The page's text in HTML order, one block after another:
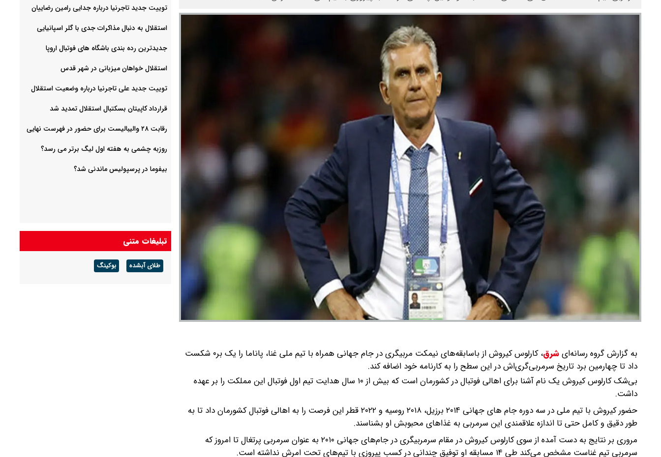
به گزارش گروه رسانه‌ایشرق،
کارلوس کیروش از باسابقه‌های نیمکت مربیگری در جام جهانی همراه با تیم ملی غنا، پاناما را یک بر۰ شکست
داد تا چهارمین برد تاریخ سرمربی‌گری‌اش در این سطح را به کارنامه خود اضافه کند.
بی‌شک کارلوس کیروش یک نام آشنا برای اهالی فوتبال در کشورمان است که بیش از ۱۰ سال هدایت تیم اول فوتبال این مملکت را بر عهده
داشت.
حضور کیروش با تیم ملی در سه دوره جام های جهانی ۲۰۱۴ برزیل، ۲۰۱۸ روسیه و ۲۰۲۲ قطر این فرصت را به اهالی فوتبال کشورمان داد تا به
طور دقیق و کامل حتی تا اندازه علاقمندی این سرمربی به غذاهای محبوبش او بشناسند.
مروری بر نتایج به دست آمده از سوی کارلوس کیروش در مقام سرمربیگری در جام‌های جهانی ۲۰۱۰ به عنوان سرمربی پرتغال تا امروز که
سرمربی تیم غناست مشخص می‌کند طی ۱۴ مسابقه او توفیق چندانی در کسب پیروزی با تیم‌های تحت امرش نداشته است.
توییت جدید تاجرنیا درباره جدایی رامین رضاییان
استقلال به دنبال مذاکرات جدی با گلر اسپانیایی
جدیدترین رده بندی باشگاه های فوتبال اروپا
استقلال خواهان میزبانی در شهر قدس
توییت جدید علی تاجرنیا درباره وضعیت استقلال
قرارداد کاپیتان بسکتبال استقلال تمدید شد
رقابت ۲۸ والیبالیست برای حضور در فهرست نهایی
روزبه چشمی به هفته اول لیگ برتر می رسد؟
بیفوما در پرسپولیس ماندنی شد؟
تبلیغات متنی
طلای آبشده بوکینگ